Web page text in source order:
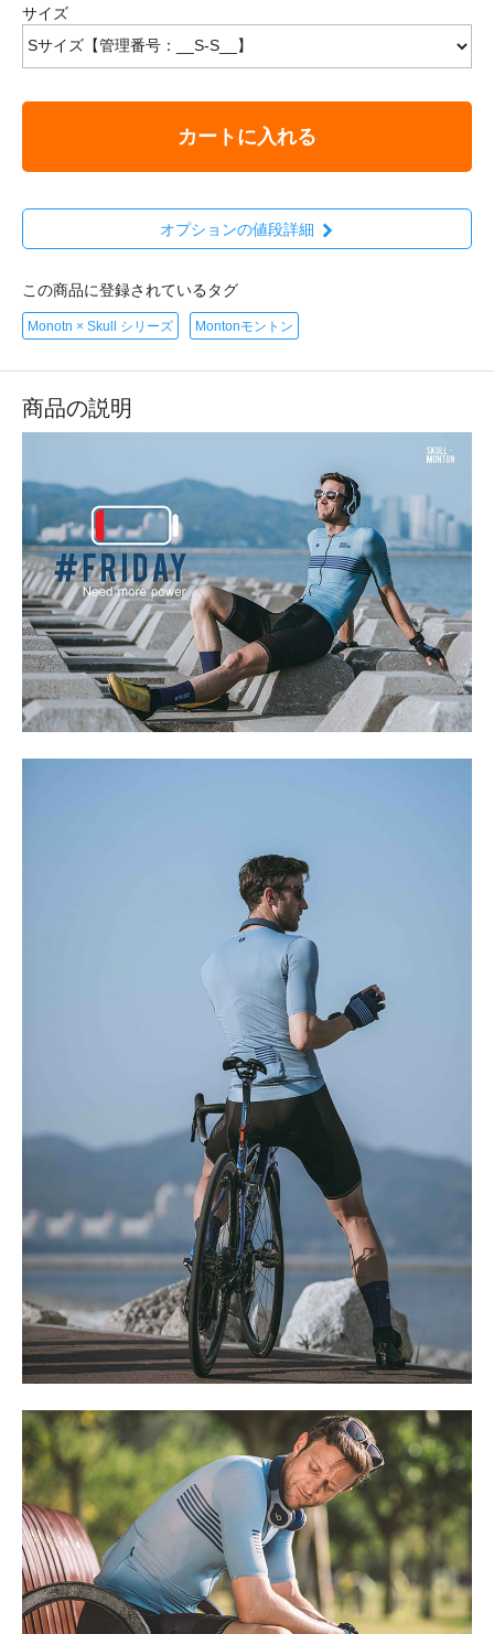
サイズ
カートに入れる
オプションの値段詳細
この商品に登録されているタグ
Monotn × Skull シリーズ Montonモントン
商品の説明